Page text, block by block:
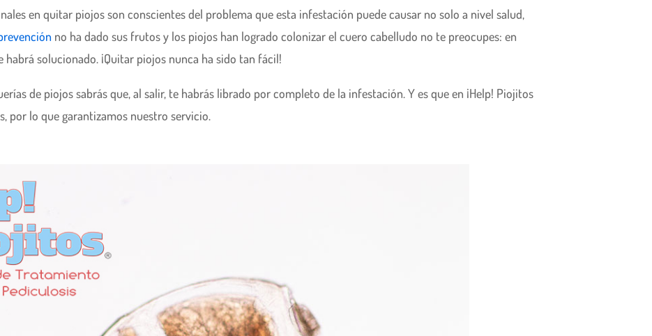
en quitar piojos son conscientes del problema que esta infestación puede causar no solo a nivel salud,
no ha dado sus frutos y los piojos han logrado colonizar el cuero cabelludo no te preocupes: en
solucionado. ¡Quitar piojos nunca ha sido tan fácil!
de piojos sabrás que, al salir, te habrás librado por completo de la infestación. Y es que en ¡Help! Piojitos
por lo que garantizamos nuestro servicio.